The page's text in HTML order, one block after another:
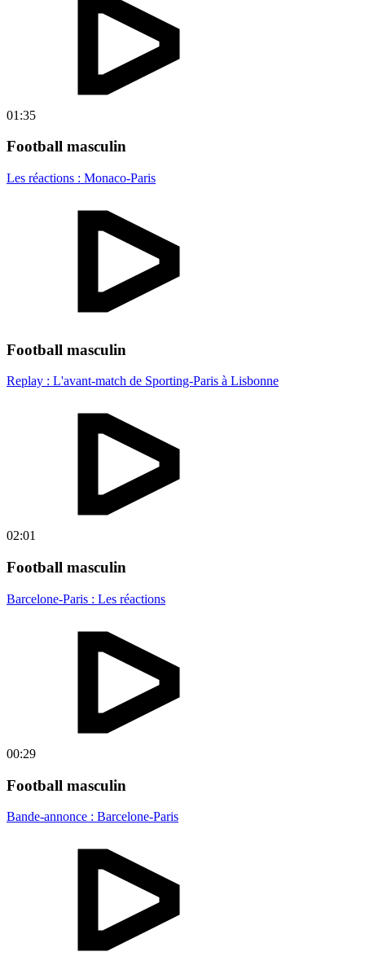
01:35
Football masculin
Les réactions : Monaco-Paris
Football masculin
Replay : L'avant-match de Sporting-Paris à Lisbonne
02:01
Football masculin
Barcelone-Paris : Les réactions
00:29
Football masculin
Bande-annonce : Barcelone-Paris